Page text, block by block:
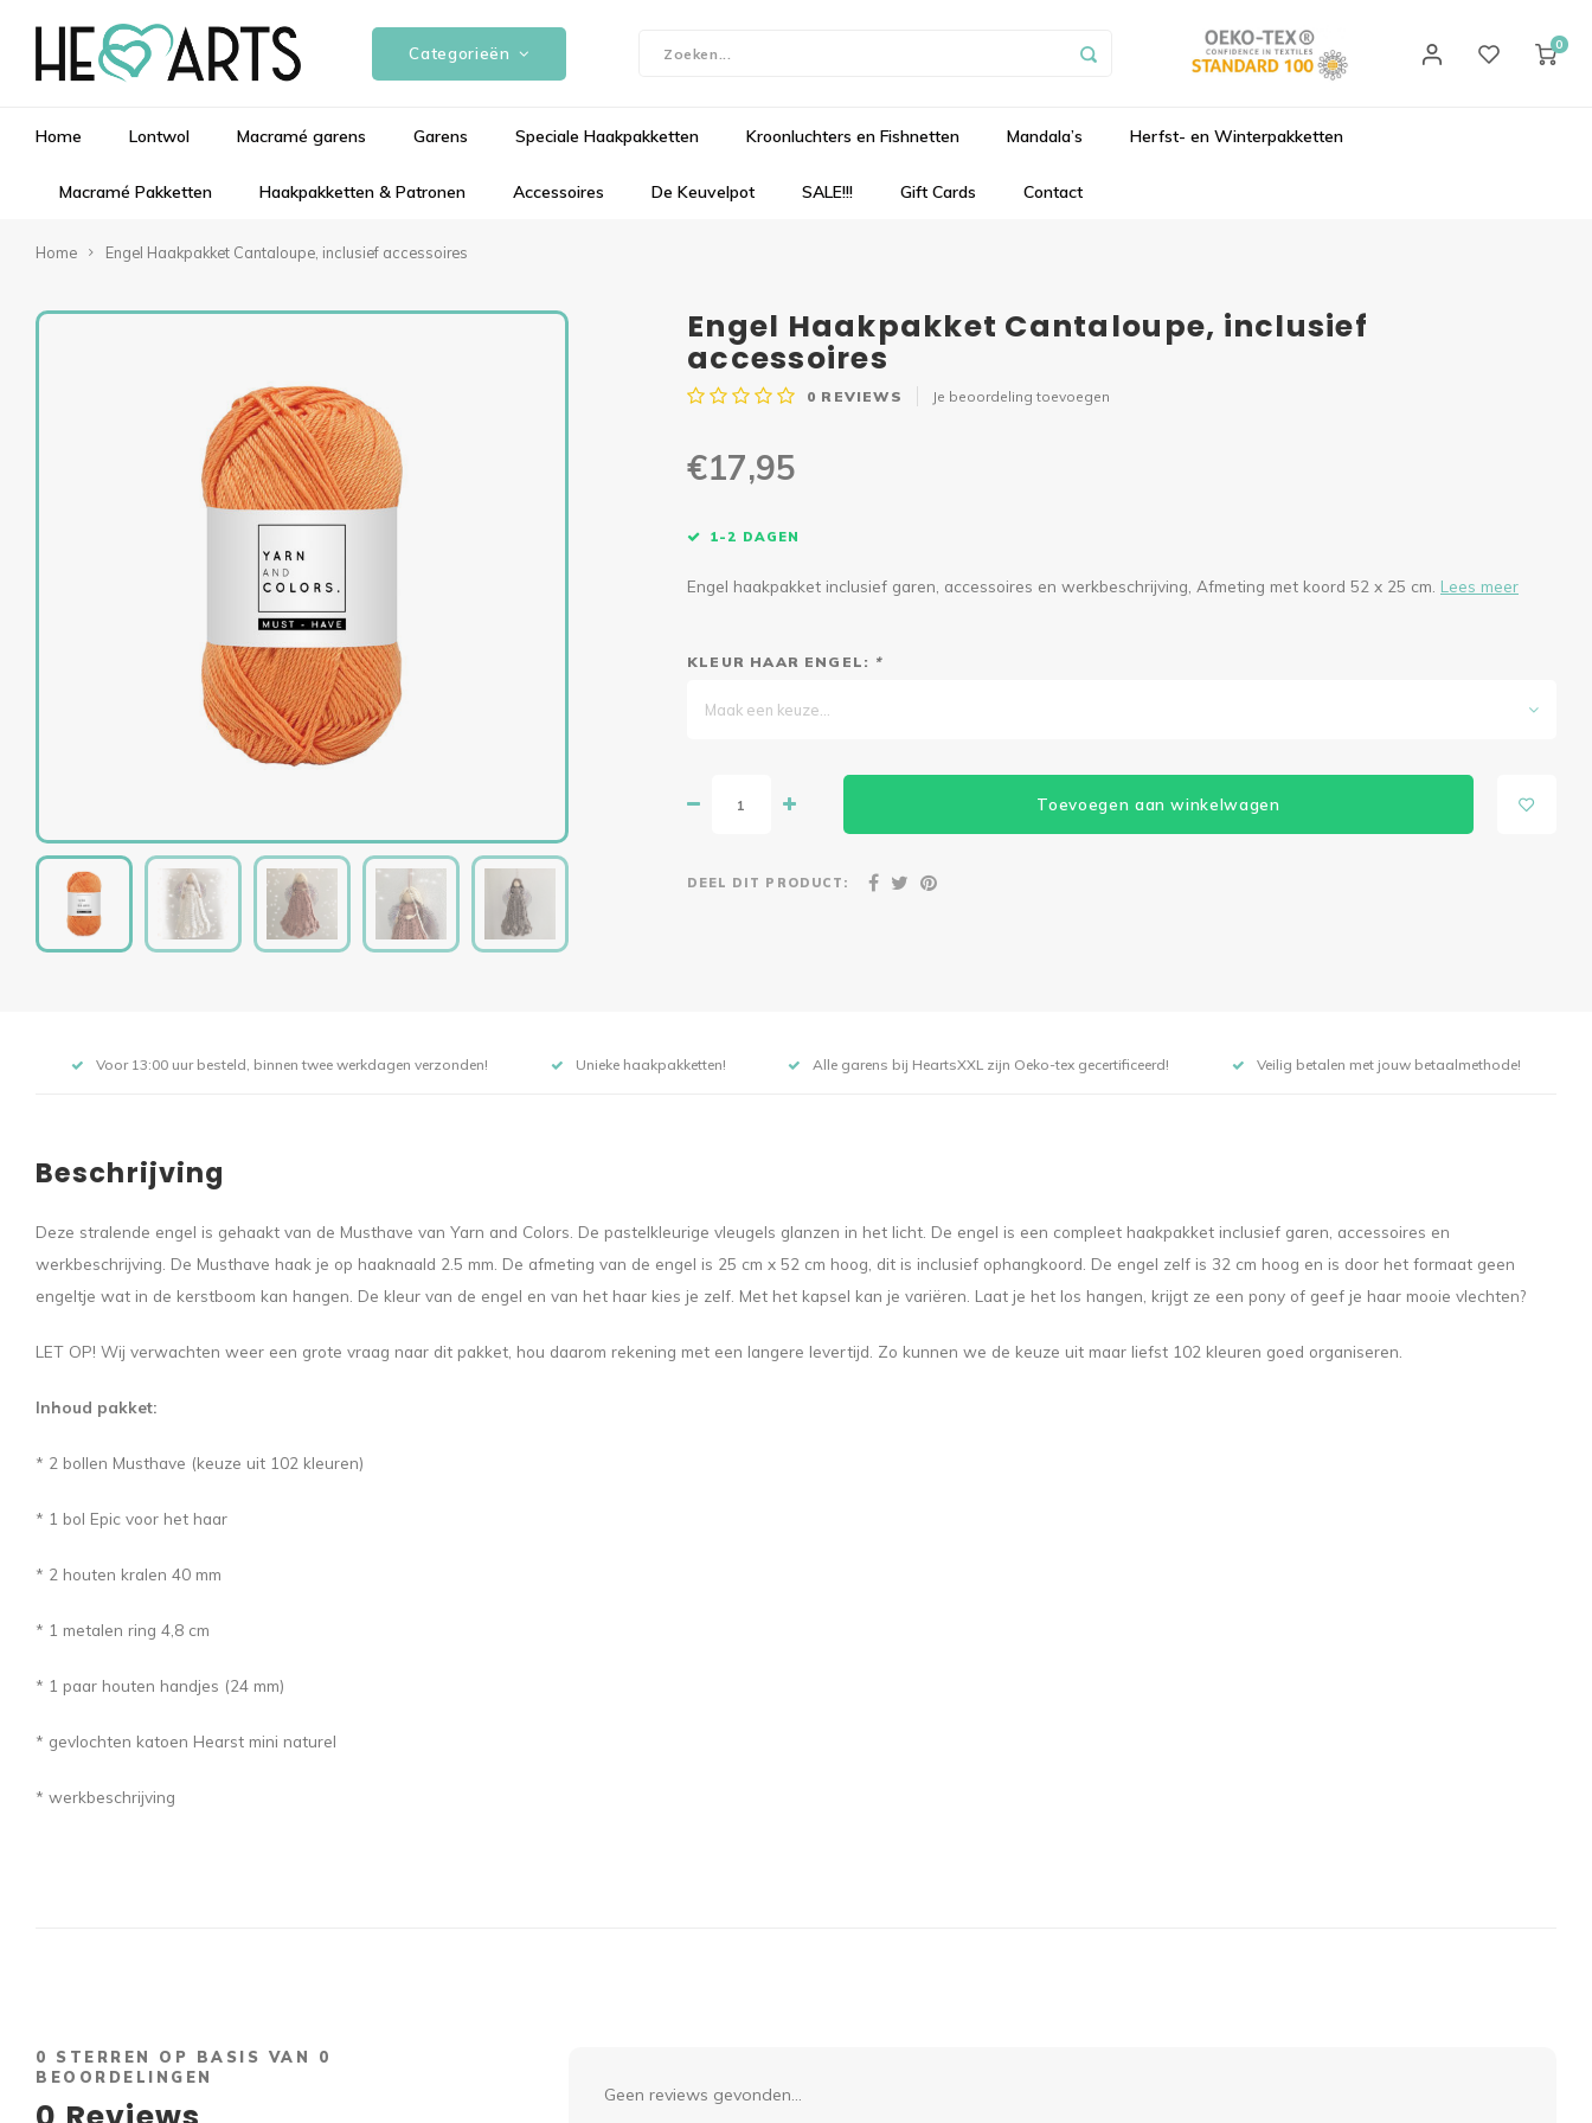
Categorieën 0
Home Lontwol Macramé garens Garens Speciale Haakpakketten Kroonluchters en Fishnetten Mandala’s Herfst- en Winterpakketten
Macramé Pakketten Haakpakketten & Patronen Accessoires De Keuvelpot SALE!!! Gift Cards Contact
Home Engel Haakpakket Cantaloupe, inclusief accessoires
Engel Haakpakket Cantaloupe, inclusief
accessoires
0 REVIEWS Je beoordeling toevoegen
€17,95
1-2 DAGEN
Engel haakpakket inclusief garen, accessoires en werkbeschrijving, Afmeting met koord 52 x 25 cm. Lees meer
KLEUR HAAR ENGEL: *
Maak een keuze...
Toevoegen aan winkelwagen
DEEL DIT PRODUCT:
Voor 13:00 uur besteld, binnen twee werkdagen verzonden! Unieke haakpakketten! Alle garens bij HeartsXXL zijn Oeko-tex gecertificeerd! Veilig betalen met jouw betaalmethode!
Beschrijving
Deze stralende engel is gehaakt van de Musthave van Yarn and Colors. De pastelkleurige vleugels glanzen in het licht. De engel is een compleet haakpakket inclusief garen, accessoires en
werkbeschrijving. De Musthave haak je op haaknaald 2.5 mm. De afmeting van de engel is 25 cm x 52 cm hoog, dit is inclusief ophangkoord. De engel zelf is 32 cm hoog en is door het formaat geen
engeltje wat in de kerstboom kan hangen. De kleur van de engel en van het haar kies je zelf. Met het kapsel kan je variëren. Laat je het los hangen, krijgt ze een pony of geef je haar mooie vlechten?
LET OP! Wij verwachten weer een grote vraag naar dit pakket, hou daarom rekening met een langere levertijd. Zo kunnen we de keuze uit maar liefst 102 kleuren goed organiseren.
Inhoud pakket:
* 2 bollen Musthave (keuze uit 102 kleuren)
* 1 bol Epic voor het haar
* 2 houten kralen 40 mm
* 1 metalen ring 4,8 cm
* 1 paar houten handjes (24 mm)
* gevlochten katoen Hearst mini naturel
* werkbeschrijving
0 STERREN OP BASIS VAN 0
BEOORDELINGEN
Geen reviews gevonden...